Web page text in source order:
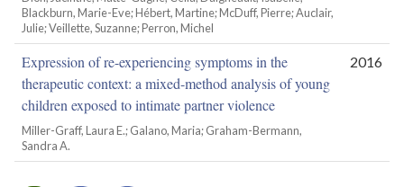
Blackburn, Marie-Eve; Hébert, Martine; McDuff, Pierre; Auclair,
Julie; Veillette, Suzanne; Perron, Michel
Expression of re-experiencing symptoms in the
therapeutic context: a mixed-method analysis of young
children exposed to intimate partner violence
Miller-Graff, Laura E.; Galano, Maria; Graham-Bermann,
Sandra A.
2016